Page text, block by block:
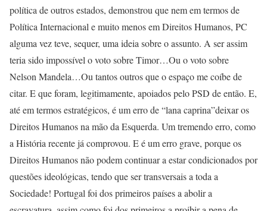
política de outros estados, demonstrou que nem em termos de
Política Internacional e muito menos em Direitos Humanos, PC
alguma vez teve, sequer, uma ideia sobre o assunto. A ser assim
teria sido impossível o voto sobre Timor…Ou o voto sobre
Nelson Mandela…Ou tantos outros que o espaço me coíbe de
citar. E que foram, legitimamente, apoiados pelo PSD de então. E,
até em termos estratégicos, é um erro de “lana caprina”deixar os
Direitos Humanos na mão da Esquerda. Um tremendo erro, como
a História recente já comprovou. E é um erro grave, porque os
Direitos Humanos não podem continuar a estar condicionados por
questões ideológicas, tendo que ser transversais a toda a
Sociedade! Portugal foi dos primeiros países a abolir a